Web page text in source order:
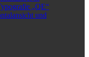
Kultur